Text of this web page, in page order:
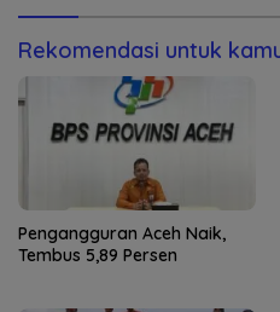
Rekomendasi untuk
Pengangguran Aceh Naik,
Tembus 5,89 Persen